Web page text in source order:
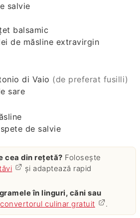
salvie
balsamic
de măsline extravirgin
di Vaio (de preferat fusilli)
sare
de salvie
cea din rețetă? Folosește
și adaptează rapid
convertorul culinar gratuit .